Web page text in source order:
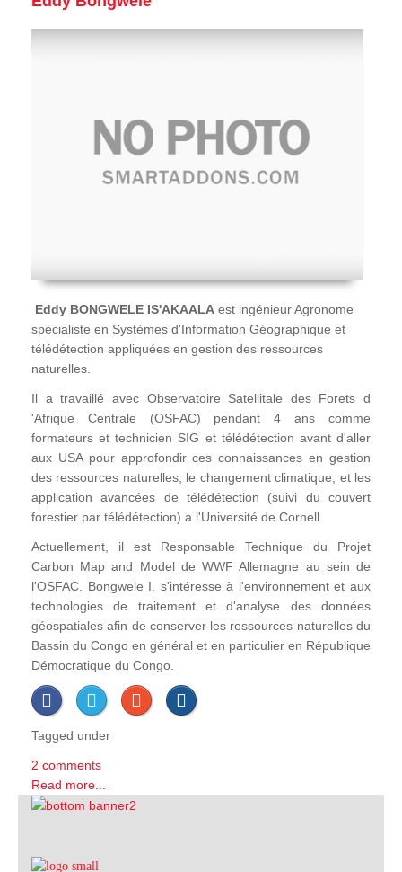
Eddy BONGWELE IS'AKAALA est ingénieur Agronome
spécialiste en Systèmes d'Information Géographique et
télédétection appliquées en gestion des ressources
naturelles.
Il a travaillé avec Observatoire Satellitale des Forets d
'Afrique Centrale (OSFAC) pendant 4 ans comme
formateurs et technicien SIG et télédétection avant d'aller
aux USA pour approfondir ces connaissances en gestion
des ressources naturelles, le changement climatique, et les
application avancées de télédétection (suivi du couvert
forestier par télédétection) a l'Université de Cornell.
Actuellement, il est Responsable Technique du Projet
Carbon Map and Model de WWF Allemagne au sein de
l'OSFAC. Bongwele I. s'intéresse à l'environnement et aux
technologies de traitement et d'analyse des données
géospatiales afin de conserver les ressources naturelles du
Bassin du Congo en général et en particulier en République
Démocratique du Congo.
Tagged under
2 comments
Read more...